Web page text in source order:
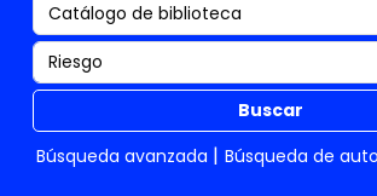
Buscar
Búsqueda avanzada
Búsqueda de